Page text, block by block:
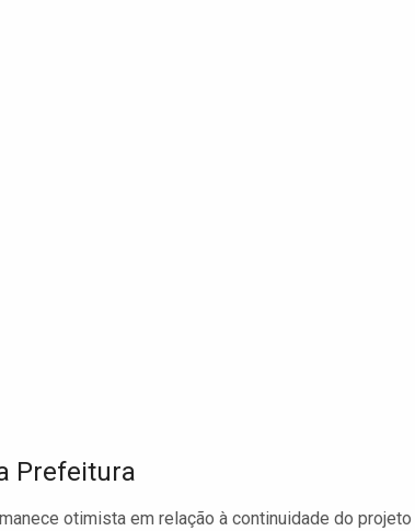
Prefeitura
otimista em relação à continuidade do